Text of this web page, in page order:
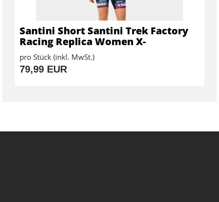
Santini Short Santini Trek Factory
Racing Replica Women X-
pro Stück (inkl. MwSt.)
79,99 EUR